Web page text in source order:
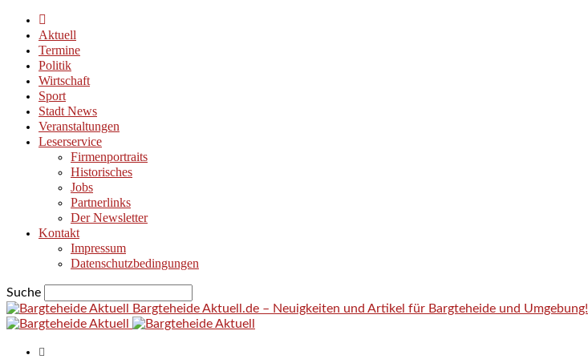
Aktuell
Termine
Politik
Wirtschaft
Sport
Stadt News
Veranstaltungen
Leserservice
Firmenportraits
Historisches
Jobs
Partnerlinks
Der Newsletter
Kontakt
Impressum
Datenschutzbedingungen
Suche
Bargteheide Aktuell.de – Neuigkeiten und Artikel für Bargteheide und Umgebung!